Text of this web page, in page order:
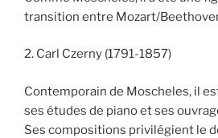
transition entre Mozart/
2. Carl Czerny (1791-1857)
Contemporain de Moscheles, il
ses études de piano et ses
Ses compositions privilégient le